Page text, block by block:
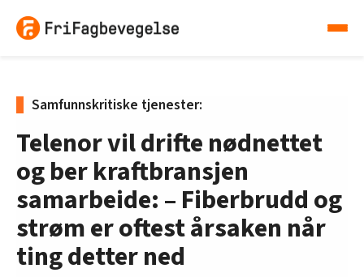
Samfunnskritiske tjenester:
Telenor vil drifte nødnettet
og ber kraftbransjen
samarbeide: – Fiberbrudd og
strøm er oftest årsaken når
ting detter ned